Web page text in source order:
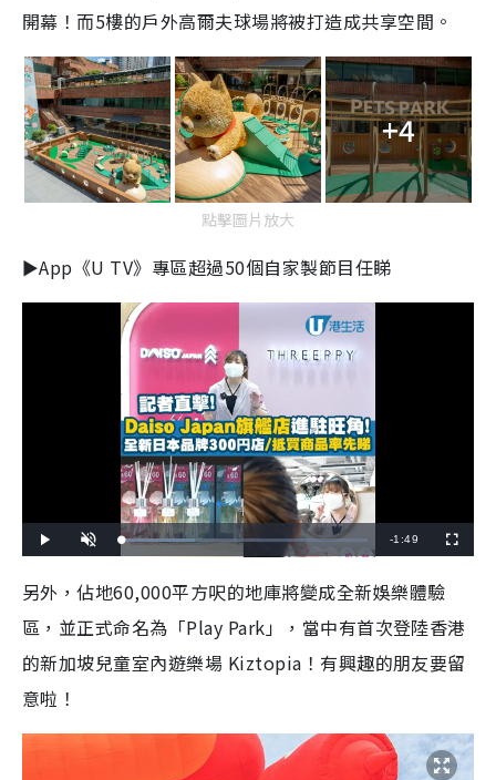
開幕！而5樓的戶外高爾夫球場將被打造成共享空間。
+4
點擊圖片放大
►App《U TV》專區超過50個自家製節目任睇
l
n
t
L
o
e
d
2
9
7
2
R
a
i
i
n
-1:49
u
s
c
e
e
另外，佔地60,000平方呎的地庫將變成全新娛樂體驗
區，並正式命名為「Play Park」，當中有首次登陸香港
的新加坡兒童室內遊樂場 Kiztopia！有興趣的朋友要留
意啦！